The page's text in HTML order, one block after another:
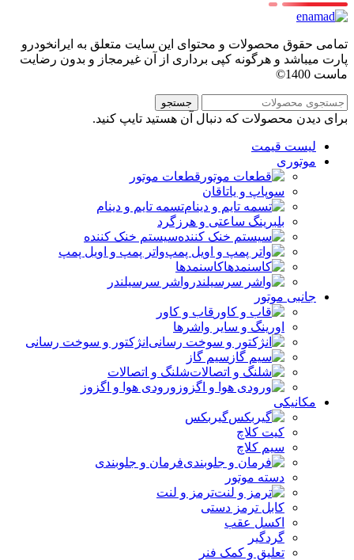
تمامی حقوق محصولات و محتوای این سایت متعلق به ایرانخودرو
پارت میباشد و هرگونه کپی برداری از آن غیرمجاز و بدون رضایت
ماست 1400©
جستجو
برای دیدن محصولات که دنبال آن هستید تایپ کنید.
لیست قیمت
موتوری
قطعات موتور
سوپاپ و یاتاقان
تسمه تایم و دینام
بلبرینگ ساعتی و هرزگرد
سیستم خنک کننده
واتر پمپ و اویل پمپ
کاسنمدها
واشر سرسیلندر
جانبی موتور
قاب و کاور
اورینگ و سایر واشرها
انژکتور و سوخت رسانی
سیم گاز
شلنگ و اتصالات
ورودی هوا و اگزوز
مکانیکی
گیربکس
کیت کلاچ
سیم کلاچ
فرمان و جلوبندی
دسته موتور
ترمز و لنت
کابل ترمز دستی
اکسل عقب
گردگیر
تعلیق و کمک فنر